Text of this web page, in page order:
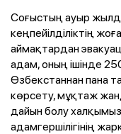
Соғыстың ауыр
кеңпейілділіктің
аймақтардан
адам, оның ішінде
Өзбекстаннан пана
көрсету, мұқтаж
дайын болу
адамгершілігінің